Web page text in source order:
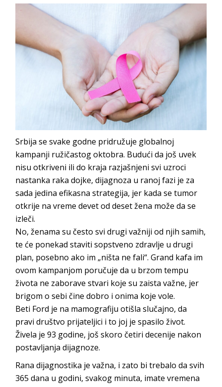
Srbija se svake godne pridružuje globalnoj
kampanji ružičastog oktobra. Budući da još uvek
nisu otkriveni ili do kraja razjašnjeni svi uzroci
nastanka raka dojke, dijagnoza u ranoj fazi je za
sada jedina efikasna strategija, jer kada se tumor
otkrije na vreme devet od deset žena može da se
izleči.
No, ženama su često svi drugi važniji od njih samih,
te će ponekad staviti sopstveno zdravlje u drugi
plan, posebno ako im „ništa ne fali“. Grand kafa im
ovom kampanjom poručuje da u brzom tempu
života ne zaborave stvari koje su zaista važne, jer
brigom o sebi čine dobro i onima koje vole.
Beti Ford je na mamografiju otišla slučajno, da
pravi društvo prijateljici i to joj je spasilo život.
Živela je 93 godine, još skoro četiri decenije nakon
postavljanja dijagnoze.
Rana dijagnostika je važna, i zato bi trebalo da svih
365 dana u godini, svakog minuta, imate vremena